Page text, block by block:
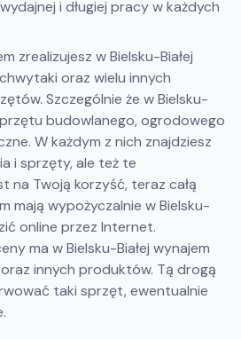
i długiej pracy w każdych
zrealizujesz w Bielsku-Białej
oraz wielu innych
Szczególnie że w Bielsku-
budowlanego, ogrodowego
W każdym z nich znajdziesz
i sprzęty, ale też te
na Twoją korzyść, teraz całą
mają wypożyczalnie w Bielsku-
online przez Internet.
ma w Bielsku-Białej wynajem
innych produktów. Tą drogą
taki sprzęt, ewentualnie